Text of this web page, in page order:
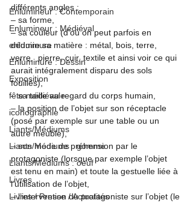
Enlumineur : Contemporain
Enlumineur : Médiéval
enluminure
Enluminure : Dessin
Exposition
fête médiévale
iconographie
Liants/Médiums
Liants/Médiums : gomme
Liants/Médiums : oeuf
Livres
Livres / Presse / Actualités
différents angles :
– sa forme,
– sa couleur (d’où on peut parfois en
déduire sa matière : métal, bois, terre,
verre,  pierre, cuir, textile et ainsi voir ce qui
aurait intégralement disparu des sols
fouillés),
– sa taille au regard du corps humain,
– la position de l’objet sur son réceptacle
(posé par exemple sur une table ou un
autre meuble),
– son mode de préhension par le
protagoniste (lorsque par exemple l’objet
est tenu en main) et toute la gestuelle liée à
l’utilisation de l’objet,
– l’intervention du protagoniste sur l’objet (le